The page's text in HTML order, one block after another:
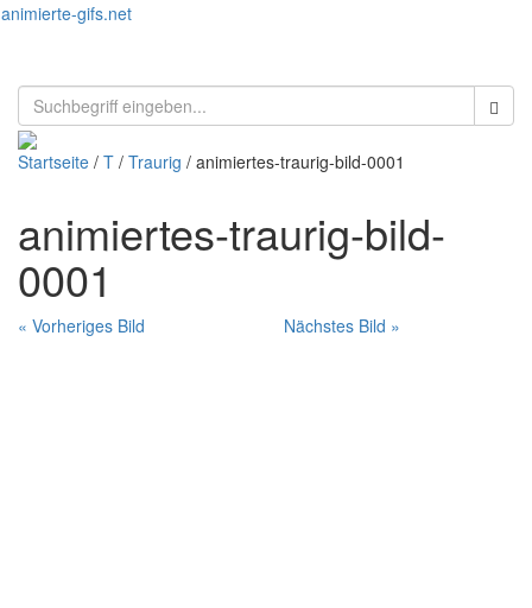
animierte-gifs.net
Startseite / T / Traurig / animiertes-traurig-bild-0001
animiertes-traurig-bild-
0001
« Vorheriges Bild Nächstes Bild »